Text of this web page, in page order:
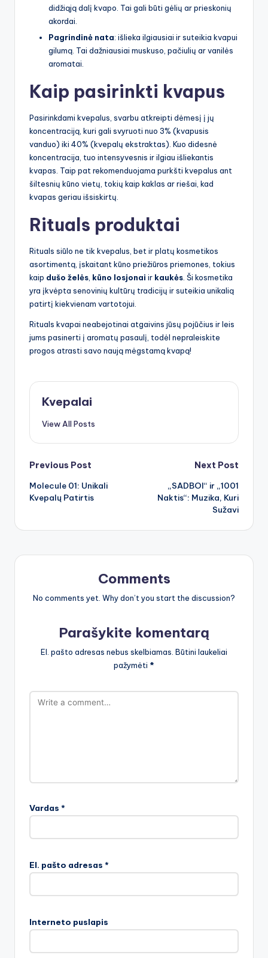
didžiąją dalį kvapo. Tai gali būti gėlių ar prieskonių
akordai.
Pagrindinė nata: išlieka ilgiausiai ir suteikia kvapui
gilumą. Tai dažniausiai muskuso, pačiulių ar vanilės
aromatai.
Kaip pasirinkti kvapus
Pasirinkdami kvepalus, svarbu atkreipti dėmesį į jų
koncentraciją, kuri gali svyruoti nuo 3% (kvapusis
vanduo) iki 40% (kvepalų ekstraktas). Kuo didesnė
koncentracija, tuo intensyvesnis ir ilgiau išliekantis
kvapas. Taip pat rekomenduojama purkšti kvepalus ant
šiltesnių kūno vietų, tokių kaip kaklas ar riešai, kad
kvapas geriau išsiskirtų.
Rituals produktai
Rituals siūlo ne tik kvepalus, bet ir platų kosmetikos
asortimentą, įskaitant kūno priežiūros priemones, tokius
kaip dušo želės kūno losjonai ir kaukės . Ši kosmetika
yra įkvėpta senovinių kultūrų tradicijų ir suteikia unikalią
patirtį kiekvienam vartotojui.
Rituals kvapai neabejotinai atgaivins jūsų pojūčius ir leis
jums pasinerti į aromatų pasaulį, todėl nepraleiskite
progos atrasti savo naują mėgstamą kvapą!
Kvepalai
View All Posts
Post
navigation
Previous Post
Molecule 01: Unikali
Kvepalų Patirtis
Next Post
„SADBOI“ ir „1001
Naktis“: Muzika, Kuri
Sužavi
Comments
No comments yet. Why don’t you start the discussion?
Parašykite komentarą
El. pašto adresas nebus skelbiamas. Būtini laukeliai
pažymėti *
Vardas *
El. pašto adresas *
Interneto puslapis